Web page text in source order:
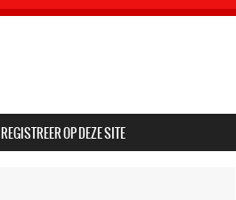
REGISTREER OP DEZE SITE